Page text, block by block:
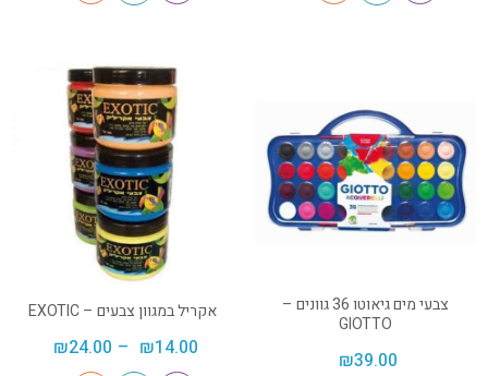
צבעי מים גיאוטו 36 גוונים –
GIOTTO
₪39.00
אקריל במגוון צבעים – EXOTIC
₪14.00
–
₪24.00